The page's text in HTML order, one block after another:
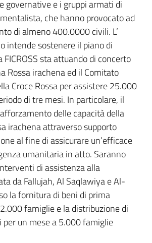
governative e i gruppi armati di
che hanno provocato ad
di almeno 400.0000 civili. L’
intende sostenere il piano di
FICROSS sta attuando di concerto
Rossa irachena ed il Comitato
Croce Rossa per assistere 25.000
di tre mesi. In particolare, il
delle capacità della
irachena attraverso supporto
al fine di assicurare un’efficace
umanitaria in atto. Saranno
di assistenza alla
da Fallujah, Al Saqlawiya e Al-
la fornitura di beni di prima
famiglie e la distribuzione di
un mese a 5.000 famiglie